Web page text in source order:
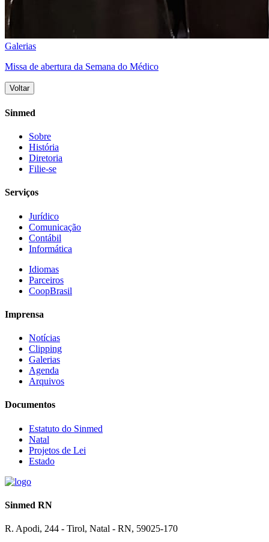
Galerias
Missa de abertura da Semana do Médico
Voltar
Sinmed
Sobre
História
Diretoria
Filie-se
Serviços
Jurídico
Comunicação
Contábil
Informática
Idiomas
Parceiros
CoopBrasil
Imprensa
Notícias
Clipping
Galerias
Agenda
Arquivos
Documentos
Estatuto do Sinmed
Natal
Projetos de Lei
Estado
Sinmed RN
R. Apodi, 244 - Tirol, Natal - RN, 59025-170